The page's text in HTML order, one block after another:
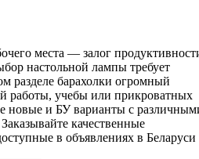
места — залог
настольной лампы требует
разделе барахолки огромный
работы, учебы или прикроватных
новые и БУ варианты с
качественные
в объявлениях в Беларуси